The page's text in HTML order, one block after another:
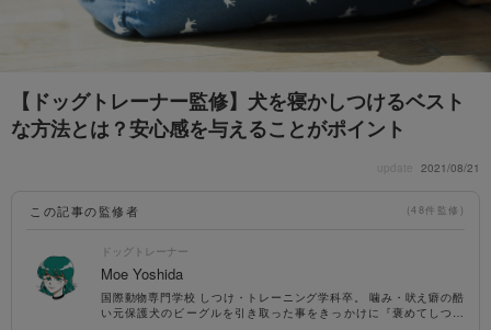
【ドッグトレーナー監修】犬を寝かしつけるベスト
な方法とは？安心感を与えることがポイント
update 2021/08/21
この記事の監修者 (48件監修)
ドッグトレーナー
Moe Yoshida
国際動物専門学校 しつけ・トレーニング学科卒。 噛み・吠え癖の酷
い元保護犬のビーグルを引き取った事をきっかけに『褒めてしつけ